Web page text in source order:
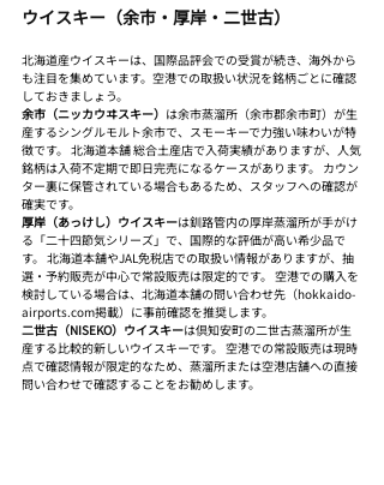
ウイスキー（余市・厚岸・二世古）
北海道産ウイスキーは、国際品評会での受賞が続き、海外から
も注目を集めています。空港での取扱い状況を銘柄ごとに確認
しておきましょう。
余市（ニッカウヰスキー） は余市蒸溜所（余市郡余市町）が生
産するシングルモルト余市で、スモーキーで力強い味わいが特
徴です。 北海道本舗 総合土産店で入荷実績がありますが、人気
銘柄は入荷不定期で即日完売になるケースがあります。 カウン
ター裏に保管されている場合もあるため、スタッフへの確認が
確実です。
厚岸（あっけし）ウイスキーは釧路管内の厚岸蒸溜所が手がけ
る「二十四節気シリーズ」で、国際的な評価が高い希少品で
す。 北海道本舗やJAL免税店での取扱い情報がありますが、抽
選・予約販売が中心で常設販売は限定的です。 空港での購入を
検討している場合は、北海道本舗の問い合わせ先（hokkaido-
airports.com掲載）に事前確認を推奨します。
二世古（NISEKO）ウイスキーは倶知安町の二世古蒸溜所が生
産する比較的新しいウイスキーです。 空港での常設販売は現時
点で確認情報が限定的なため、蒸溜所または空港店舗への直接
問い合わせで確認することをお勧めします。